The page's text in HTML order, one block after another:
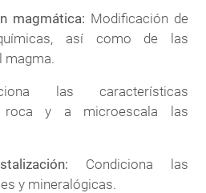
magmática: Modificación de
así como de las
magma.
las características
roca y a microescala las
Condiciona las
y mineralógicas.